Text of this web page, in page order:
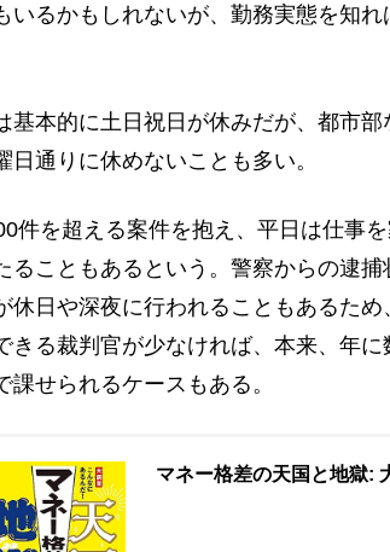
いるかもしれないが、勤務実態を知
本的に土日祝日が休みだが、都市
日通りに休めないことも多い。
件を超える案件を抱え、平日は仕事
ることもあるという。警察からの逮
休日や深夜に行われることもあるた
きる裁判官が少なければ、本来、年
課せられるケースもある。
マネー格差の天国と地獄: